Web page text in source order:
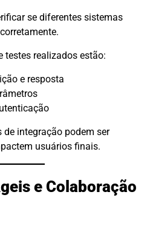
se diferentes sistemas
testes realizados estão:
e resposta
de integração podem ser
usuários finais.
e Colaboração